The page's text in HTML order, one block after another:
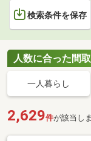
検索条件を保存
人数に合った間
一人暮らし
2,629件が該当し